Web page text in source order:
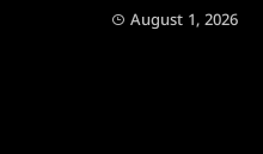
August 1, 2026